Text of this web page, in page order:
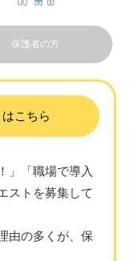
保護者の方
こちら
」「職場で導入
ストを募集して
由の多くが、保